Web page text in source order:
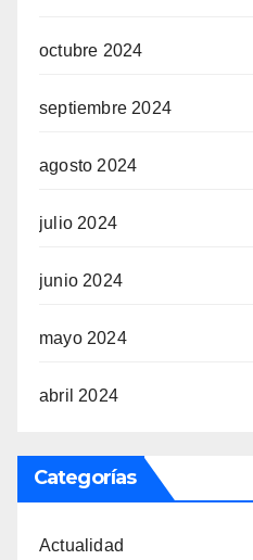
octubre 2024
septiembre 2024
agosto 2024
julio 2024
junio 2024
mayo 2024
abril 2024
Categorías
Actualidad